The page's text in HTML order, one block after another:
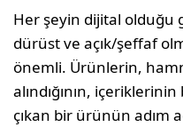
Her şeyin dijital olduğu
dürüst ve açık/şeffaf
önemli. Ürünlerin,
alındığının,
çıkan bir ürünün adım